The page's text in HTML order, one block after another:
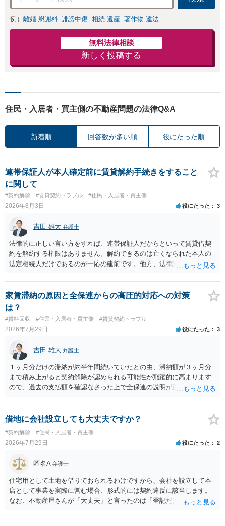
きの対処法、被害
者との示談交渉
例） 離婚 慰謝料 誹謗中傷 相続 遺産 著作物 違法
無料法律相談
新しく投稿する
住民・入居者・買主側の不動産問題の法律Q&A
新着順 回答数が多い順 役にたった順
連帯保証人が本人確定前に賃貸解約手続きをすること
に関して
#契約解除 #賃貸契約トラブル #住民・入居者・買主側
2026年8月3日 役にたった 3
吉田 雄大 弁護士
法律的に正しい言い方をすれば、連帯保証人だからといって賃貸借契
約を解約する権限はありません。解約できるのは亡くなられた本人の
法定相続人だけであるのが一応の建前です。他方、法律論はさてお
する動機づけがなくなります。 今回進められつつある手続はあくまで
も、建物を賃貸人に一日も早く明け渡すための便宜的方法として理解
するのが良いと思います。またその方法で進めた方が、連帯保証人で
あるお知り合いさんにとっても、自身の経済的負担を最小限に食い止
められるため望ましいやり方だといえます。
家賃滞納の原因と全保連からの高圧的対応への対策
は？
#賃料回収 #住民・入居者・買主側 #賃貸契約トラブル
2026年7月29日 役にたった 3
吉田 雄大 弁護士
１ヶ月分だけの滞納が約半年間続いていたとの由、滞納額が３ヶ月分
まで積み上がると契約解除が認められる可能性が飛躍的に高まります
ので、過去の支払額を確認なさった上で全保連の説明が正しければ、
た理由は気になるところですが、中身のある返答は期待できないと思
います。
借地に会社設立しても大丈夫ですか？
#契約解除 #住民・入居者・買主側
2026年7月29日 役にたった 2
匿名A 弁護士
住宅用として土地を借りておられるわけですから、会社を設立して本
店として事業を実際に営む場合、形式的には契約違反に該当します。
なお、不動産屋さんが「大丈夫」と言ったのは「登記だけなら実務上
れますが、これは法的な保証ではありません。 ただ、解除まで認めら